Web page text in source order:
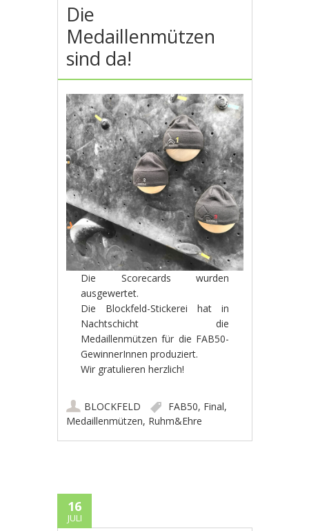
Die
Medaillenmützen
sind da!
Die Scorecards wurden
ausgewertet.
Die Blockfeld-Stickerei hat in
Nachtschicht die
Medaillenmützen für die FAB50-
GewinnerInnen produziert.
Wir gratulieren herzlich!
BLOCKFELD FAB50, Final,
Medaillenmützen, Ruhm&Ehre
16
JULI